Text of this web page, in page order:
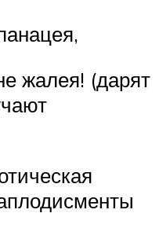
жалея! (дарят